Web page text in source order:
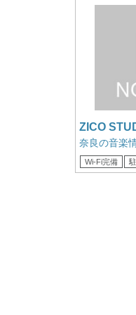
ZICO
タジオ）
奈良の音楽
Wi-Fi完備